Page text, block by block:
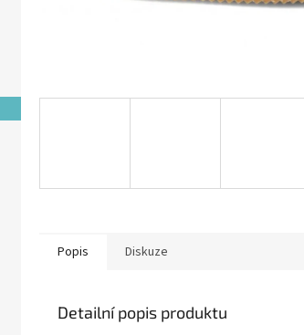
Popis Diskuze
Detailní popis produktu